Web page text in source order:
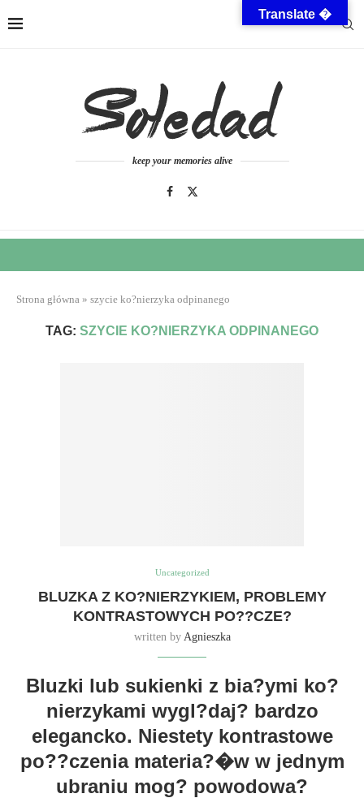
keep your memories alive
Strona główna » szycie ko?nierzyka odpinanego
TAG: SZYCIE KO?NIERZYKA ODPINANEGO
Uncategorized
BLUZKA Z KO?NIERZYKIEM, PROBLEMY
KONTRASTOWYCH PO??CZE?
written by Agnieszka
Bluzki lub sukienki z bia?ymi ko?
nierzykami wygl?daj? bardzo
elegancko. Niestety kontrastowe
po??czenia materia?�w w jednym
ubraniu mog? powodowa?
Translate �